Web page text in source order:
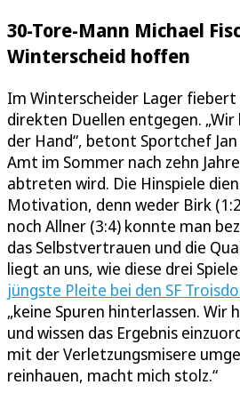
30-Tore-Mann Michael
Winterscheid hoffen
Im Winterscheider Lager fiebert
direkten Duellen entgegen. „Wir
der Hand“, betont Sportchef
Amt im Sommer nach zehn
abtreten wird. Die Hinspiele
Motivation, denn weder Birk
noch Allner (3:4) konnte man
das Selbstvertrauen und die
liegt an uns, wie diese drei
jüngste Pleite bei den SF
„keine Spuren hinterlassen. Wir
und wissen das Ergebnis
mit der Verletzungsmisere
reinhauen, macht mich stolz.“